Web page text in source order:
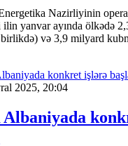
Nazirliyinin
ilin yanvar ayında ölkədə
və 3,9 milyard
2025, 20:04
Albaniyada